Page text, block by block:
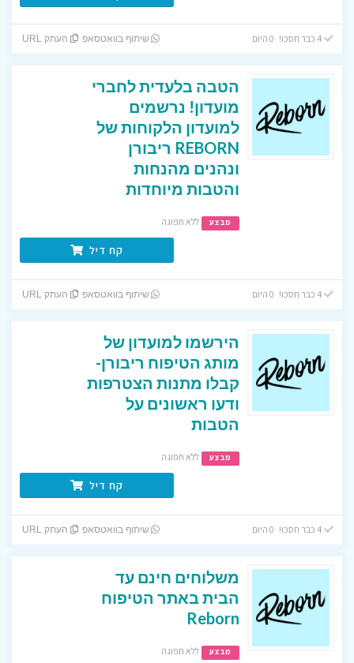
4 כבר חסכו! 0 היום שיתוף בוואטסאפ העתק URL
הטבה בלעדית לחברי
מועדון! נרשמים
למועדון הלקוחות של
REBORN ריבורן
ונהנים מהנחות
והטבות מיוחדות
מבצע ללא תפוגה
קח דיל
4 כבר חסכו! 0 היום שיתוף בוואטסאפ העתק URL
הירשמו למועדון של
מותג הטיפוח ריבורן-
קבלו מתנות הצטרפות
ודעו ראשונים על
הטבות
מבצע ללא תפוגה
קח דיל
4 כבר חסכו! 0 היום שיתוף בוואטסאפ העתק URL
משלוחים חינם עד
הבית באתר הטיפוח
Reborn
מבצע ללא תפוגה